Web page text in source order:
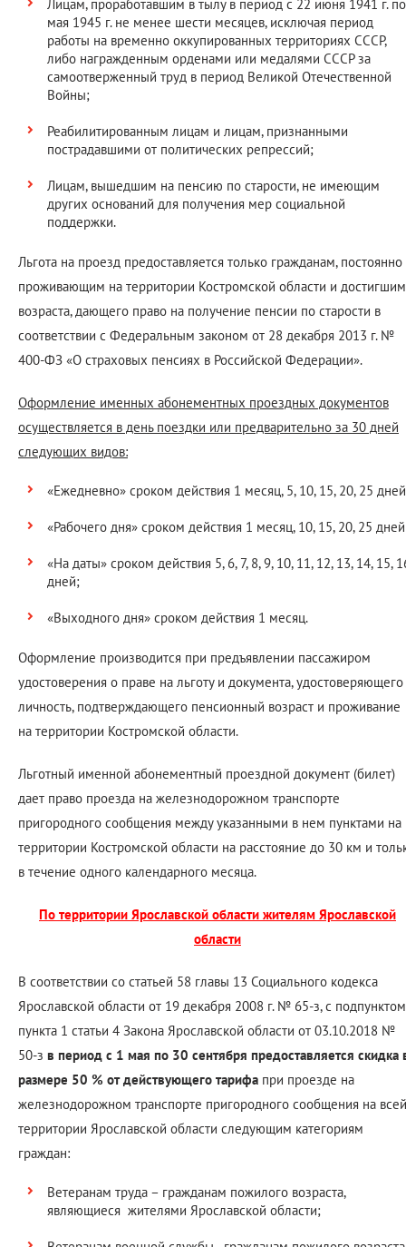
Лицам, проработавшим в тылу в период с 22 июня 1941 г.
мая 1945 г. не менее шести месяцев, исключая период
работы на временно оккупированных территориях СССР,
либо награжденным орденами или медалями СССР за
самоотверженный труд в период Великой Отечественной
Войны;
Реабилитированным лицам и лицам, признанными
пострадавшими от политических репрессий;
Лицам, вышедшим на пенсию по старости, не имеющим
других оснований для получения мер социальной
поддержки.
Льгота на проезд предоставляется только гражданам, постоянно
проживающим на территории Костромской области и достигшим
возраста, дающего право на получение пенсии по старости в
соответствии с Федеральным законом от 28 декабря 2013 г. №
400-ФЗ «О страховых пенсиях в Российской Федерации».
Оформление именных абонементных проездных документов
осуществляется в день поездки или предварительно за 30 дней
следующих видов:
«Ежедневно» сроком действия 1 месяц, 5, 10, 15, 20, 25
«Рабочего дня» сроком действия 1 месяц, 10, 15, 20, 25
«На даты» сроком действия 5, 6, 7, 8, 9, 10, 11, 12, 13, 14, 15,
дней;
«Выходного дня» сроком действия 1 месяц.
Оформление производится при предъявлении пассажиром
удостоверения о праве на льготу и документа, удостоверяющего
личность, подтверждающего пенсионный возраст и проживание
на территории Костромской области.
Льготный именной абонементный проездной документ (билет)
дает право проезда на железнодорожном транспорте
пригородного сообщения между указанными в нем пунктами на
территории Костромской области на расстояние до 30 км и
в течение одного календарного месяца.
По территории Ярославской области жителям Ярославской
области
В соответствии со статьей 58 главы 13 Социального кодекса
Ярославской области от 19 декабря 2008 г. № 65-з, с
пункта 1 статьи 4 Закона Ярославской области от 03.10.2018 №
50-з в период с 1 мая по 30 сентября предоставляется скидка
размере 50 % от действующего тарифа при проезде на
железнодорожном транспорте пригородного сообщения на всей
территории Ярославской области следующим категориям
граждан:
Ветеранам труда – гражданам пожилого возраста,
являющиеся жителями Ярославской области;